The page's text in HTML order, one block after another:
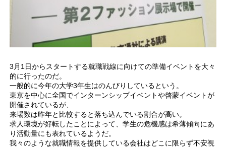
3月1日からスタートする就職戦線に向けての準備イベントを大々
的に行ったのだ。
一般的に今年の大学3年生はのんびりしているという。
東京を中心に全国でインターンシップイベントや啓蒙イベントが
開催されているが、
来場数は昨年と比較すると落ち込んでいる割合が高い。
求人環境が好転したことによって、学生の危機感は希薄傾向にあ
り活動量にも表れているようだ。
我々のような就職情報を提供している会社はどこに限らず不安視